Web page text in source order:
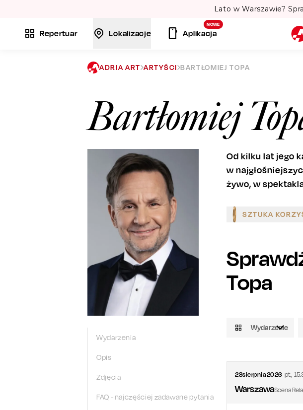
Lato w Warszawie?
Repertuar Lokalizacje
NOWE
Aplikacja
ADRIA ART ARTYŚCI BARTŁOMIEJ TOPA
Bartłomiej
Wydarzenia
Opis
Zdjęcia
FAQ - najczęściej zadawane pytania
Od kilku lat jego
w
żywo, w
SZTUKA
Topa
Wydarzenie
28sierpnia2026 pt.,
WarszawaScena